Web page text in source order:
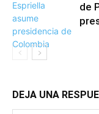
de
DEJA UNA